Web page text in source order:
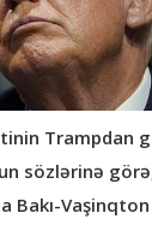
Trampdan
sözlərinə görə,
Bakı-Vaşinqton